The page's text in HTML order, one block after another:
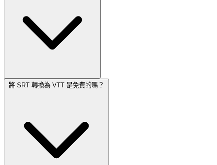
將 SRT 轉換為 VTT 是免費的嗎？